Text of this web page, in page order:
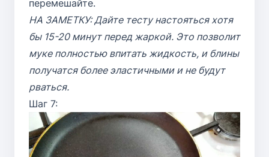
перемешайте.
НА ЗАМЕТКУ: Дайте тесту настояться хотя
бы 15-20 минут перед жаркой. Это позволит
муке полностью впитать жидкость, и блины
получатся более эластичными и не будут
рваться.
Шаг 7: